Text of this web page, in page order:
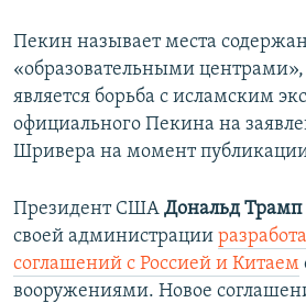
Пекин называет места
«образовательными
является борьба с исламским
официального Пекина на
Шривера на момент
Президент США Дональд Трамп
своей администрации
соглашений с Россией и Китаем
вооружениями. Новое